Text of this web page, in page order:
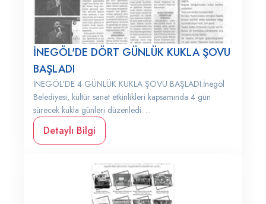
İNEGÖL'DE DÖRT GÜNLÜK KUKLA ŞOVU
BAŞLADI
İNEGÖL’DE 4 GÜNLÜK KUKLA ŞOVU BAŞLADI.İnegöl
Belediyesi, kültür sanat etkinlikleri kapsamında 4 gün
sürecek kukla günleri düzenledi. ...
Detaylı Bilgi